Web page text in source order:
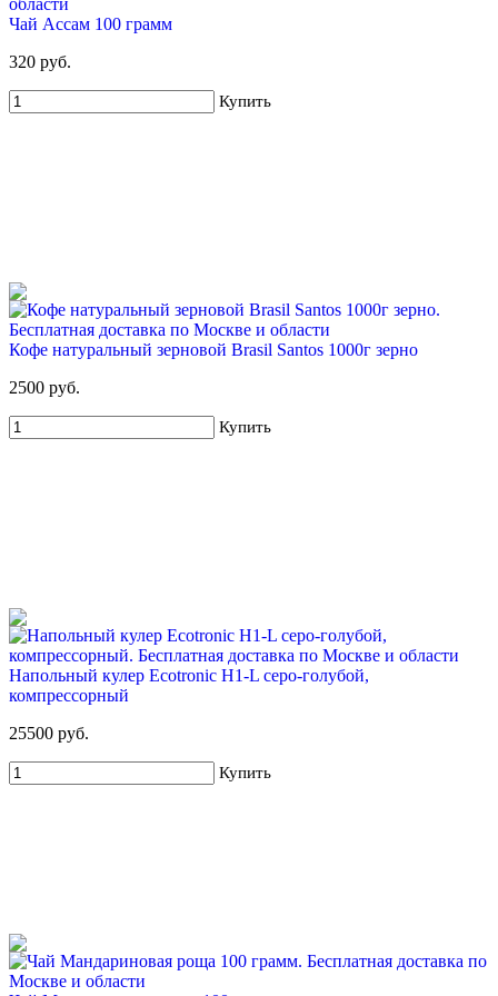
1 815 руб
Купить
699 руб1 425 руб
Купить
Горная (3х19л) + помпа
799 руб 2 795 руб
Чай Ассам 100 грамм
320 руб.
Купить
Кофе натуральный зерновой Brasil Santos 1000г зерно
2500 руб.
Купить
Напольный кулер Ecotronic H1-L серо-голубой,
компрессорный
25500 руб.
Купить